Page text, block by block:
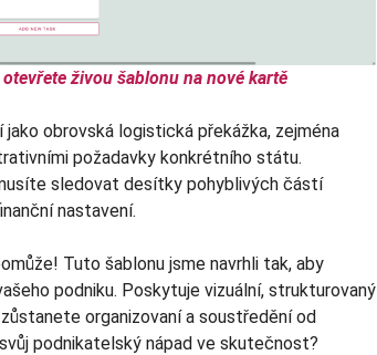
živou šablonu na nové kartě
obrovská logistická překážka, zejména
požadavky konkrétního státu.
sledovat desítky pohyblivých částí
nastavení.
Tuto šablonu jsme navrhli tak, aby
podniku. Poskytuje vizuální, strukturovaný
organizovaní a soustředění od
podnikatelský nápad ve skutečnost?